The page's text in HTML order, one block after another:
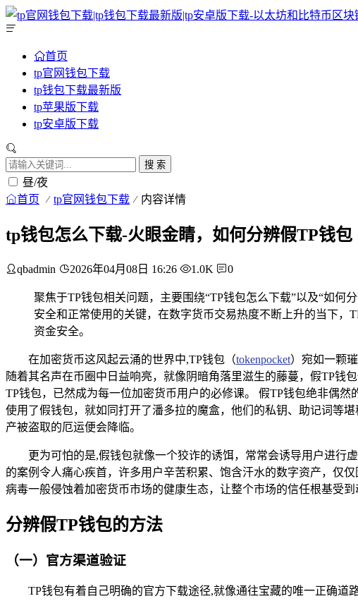
首页
tp官网钱包下载
tp钱包下载最新版
tp苹果版下载
tp安卓版下载
搜 索
昼/夜
首页 tp官网钱包下载 内容详情
tp钱包怎么下载-火眼金睛，如何分辨假TP钱包
qbadmin 2026年04月08日 16:26 1.0K 0
聚焦于TP钱包相关问题，主要围绕“TP钱包怎么下载”以及“如何
安全和正常使用的关键，在数字货币交易热度不断上升的当下
资金安全。
在加密货币这风起云涌的世界中,TP钱包（tokenpocket）宛如一颗
随着其名声在币圈中日益响亮，就像阴暗角落里滋生的藤蔓，假TP钱
TP钱包，已然成为每一位加密货币用户的必修课。 假TP钱包绝非偶
使用了假钱包，就如同打开了潘多拉的魔盒，他们的私钥、助记词等
产被盗取的厄运便会降临。
更为可怕的是,假钱包就像一个狡诈的诱饵，常常会诱导用户进行
的案例令人痛心疾首，许多用户辛苦积累、饱含汗水的数字资产，仅
病毒一般侵蚀着加密货币市场的健康生态，让整个市场的信任根基受到
分辨假TP钱包的方法
（一）官方渠道验证
TP钱包有着自己明确的官方下载途径,就像通往宝藏的唯一正确